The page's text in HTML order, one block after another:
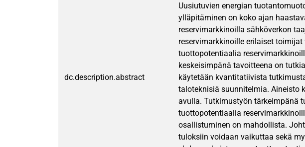
dc.description.abstract
Uusiutuvien energian
ylläpitäminen on koko ajan
reservimarkkinoilla sähköverkon
reservimarkkinoille erilaiset
tuottopotentiaalia
keskeisimpänä tavoitteena on
käytetään kvantitatiivista
taloteknisiä suunnitelmia. Aineisto
avulla. Tutkimustyön tärkeimpänä
tuottopotentiaalia
osallistuminen on mahdollista.
tuloksiin voidaan vaikuttaa sekä